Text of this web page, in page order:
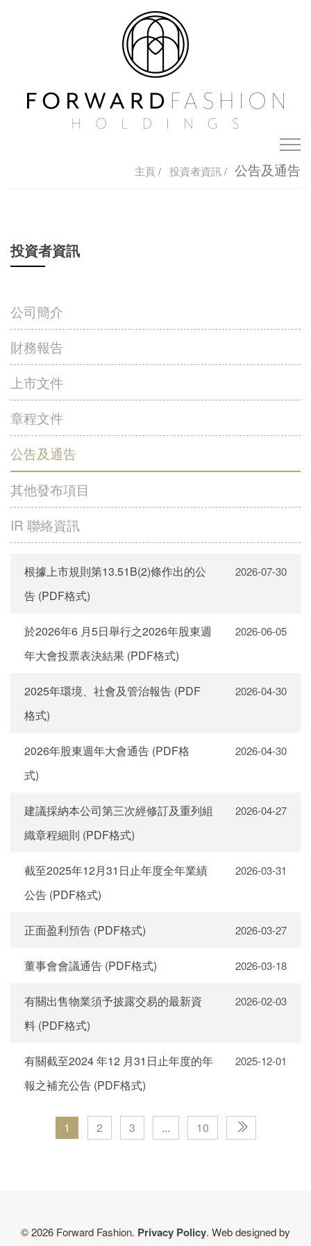
集團概覽
控股子公司
投資者資訊
財務報告
上市文件
章程文件
公告及通告
其他發布項目
IR 聯絡資訊
媒體
聯絡我們
Language
繁體
简体
主頁 / 投資者資訊 / 公告及通告
投資者資訊
公司簡介
財務報告
上市文件
章程文件
公告及通告
其他發布項目
IR 聯絡資訊
根據上市規則第13.51B(2)條作出的公
告 (PDF格式)
2026-07-30
於2026年6 月5日舉行之2026年股東週
年大會投票表決結果 (PDF格式)
2026-06-05
2025年環境、社會及管治報告 (PDF
格式)
2026-04-30
2026年股東週年大會通告 (PDF格
式)
2026-04-30
建議採納本公司第三次經修訂及重列組
織章程細則 (PDF格式)
2026-04-27
截至2025年12月31日止年度全年業績
公告 (PDF格式)
2026-03-31
正面盈利預告 (PDF格式) 2026-03-27
董事會會議通告 (PDF格式) 2026-03-18
有關出售物業須予披露交易的最新資
料 (PDF格式)
2026-02-03
有關截至2024 年12 月31日止年度的年
報之補充公告 (PDF格式)
2025-12-01
1 2 3 ... 10
© 2026 Forward Fashion. Privacy Policy. Web designed by